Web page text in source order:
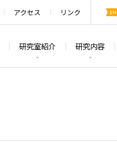
リンク
アクセス
研究内容
研究室紹介